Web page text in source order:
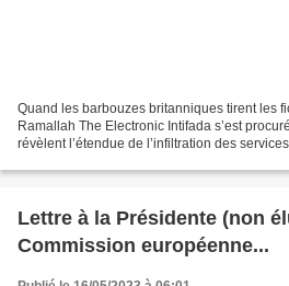
Quand les barbouzes britanniques tirent les
Ramallah The Electronic Intifada s’est
révèlent l’étendue de l’infiltration des
Lettre à la Présidente (non
Commission européenne...